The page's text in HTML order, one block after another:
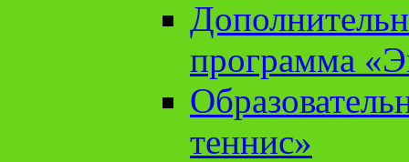
программа
теннис»